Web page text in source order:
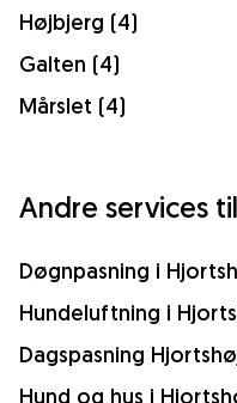
Højbjerg (4)
Galten (4)
Mårslet (4)
Andre services
Døgnpasning i
Hundeluftning i
Dagspasning
Hund og hus i